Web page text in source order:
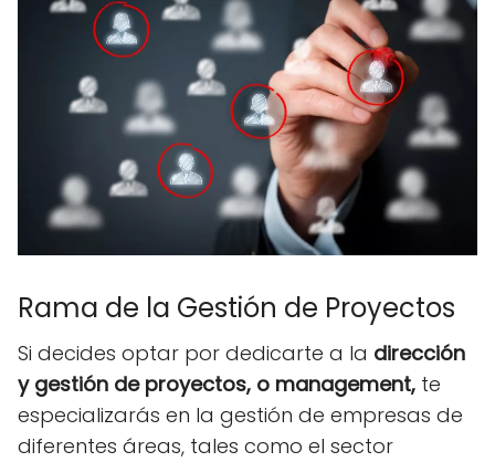
Rama de la Gestión de Proyectos
Si decides optar por dedicarte a la dirección
y gestión de proyectos, o management, te
especializarás en la gestión de empresas de
diferentes áreas, tales como el sector